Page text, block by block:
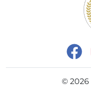
© 2026